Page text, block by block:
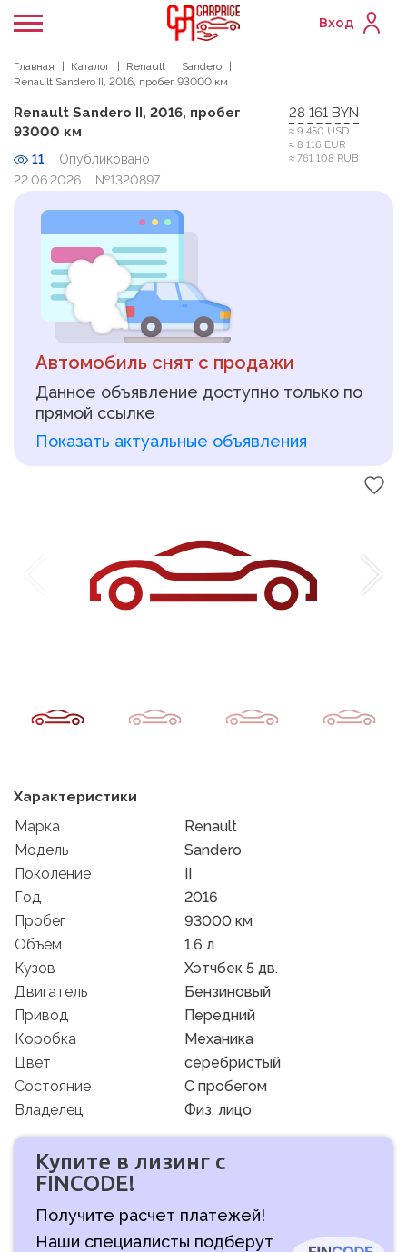
Вход
Главная Каталог Renault
Sandero
Renault Sandero II, 2016, пробег 93000 км
Renault Sandero II, 2016, пробег
93000 км
11
Опубликовано
22.06.2026
№1320897
28 161 BYN
≈ 9 450 USD
≈ 8 116 EUR
≈ 761 108 RUB
Автомобиль снят с продажи
Данное объявление доступно только по
прямой ссылке
Показать актуальные объявления
Характеристики
Марка
Renault
Модель
Sandero
Поколение
II
Год
2016
Пробег
93000 км
Объем
1.6 л
Кузов
Хэтчбек 5 дв.
Двигатель
Бензиновый
Привод
Передний
Коробка
Механика
Цвет
серебристый
Состояние
C пробегом
Владелец
Физ. лицо
Купите в лизинг с
FINCODE!
Получите расчет платежей!
Наши специалисты подберут